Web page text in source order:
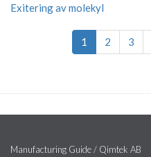
Exitering av molekyl
1 2 3
Manufacturing Guide / Qimtek AB